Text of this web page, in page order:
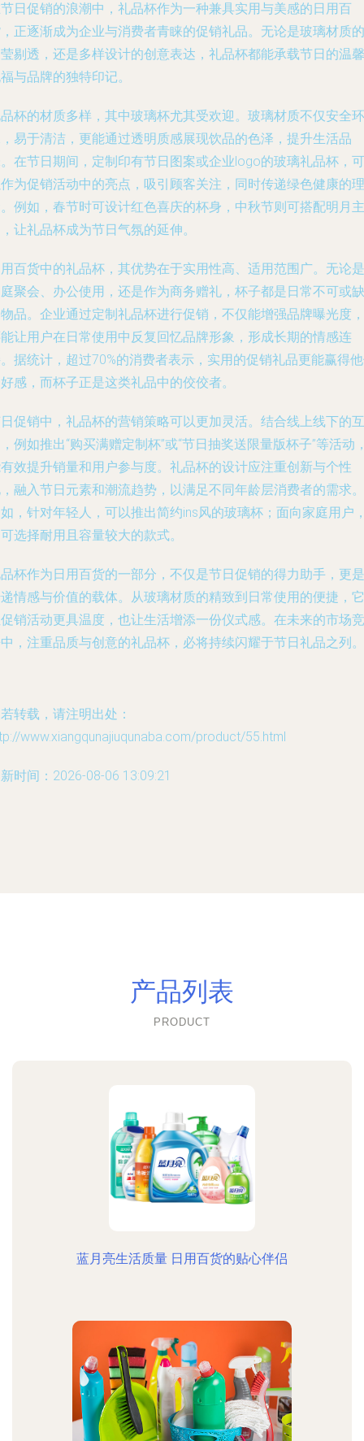
日促销的浪潮中，礼品杯作为一种兼具实用与美感的日用百
正逐渐成为企业与消费者青睐的促销礼品。无论是玻璃材质的
剔透，还是多样设计的创意表达，礼品杯都能承载节日的温馨
与品牌的独特印记。
杯的材质多样，其中玻璃杯尤其受欢迎。玻璃材质不仅安全环
易于清洁，更能通过透明质感展现饮品的色泽，提升生活品
在节日期间，定制印有节日图案或企业logo的玻璃礼品杯，可
为促销活动中的亮点，吸引顾客关注，同时传递绿色健康的理
例如，春节时可设计红色喜庆的杯身，中秋节则可搭配明月主
让礼品杯成为节日气氛的延伸。
百货中的礼品杯，其优势在于实用性高、适用范围广。无论是
聚会、办公使用，还是作为商务赠礼，杯子都是日常不可或缺
品。企业通过定制礼品杯进行促销，不仅能增强品牌曝光度，
让用户在日常使用中反复回忆品牌形象，形成长期的情感连
据统计，超过70%的消费者表示，实用的促销礼品更能赢得
感，而杯子正是这类礼品中的佼佼者。
促销中，礼品杯的营销策略可以更加灵活。结合线上线下的互
例如推出“购买满赠定制杯”或“节日抽奖送限量版杯子”等活动
效提升销量和用户参与度。礼品杯的设计应注重创新与个性
融入节日元素和潮流趋势，以满足不同年龄层消费者的需求。
，针对年轻人，可以推出简约ins风的玻璃杯；面向家庭用户
选择耐用且容量较大的款式。
杯作为日用百货的一部分，不仅是节日促销的得力助手，更是
情感与价值的载体。从玻璃材质的精致到日常使用的便捷，它
销活动更具温度，也让生活增添一份仪式感。在未来的市场竞
，注重品质与创意的礼品杯，必将持续闪耀于节日礼品之列。
转载，请注明出处：
www.xiangqunajiuqunaba.com/product/55.html
时间：2026-08-06 13:09:21
产品列表
PRODUCT
蓝月亮生活质量 日用百货的贴心伴侣